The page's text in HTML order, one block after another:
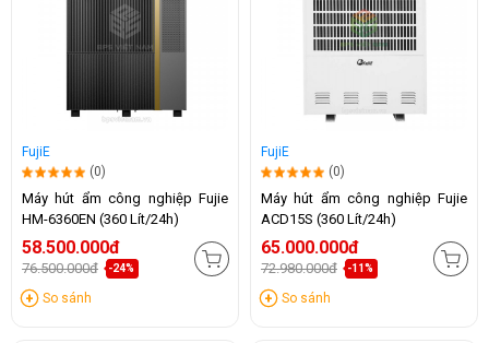
FujiE
(0)
Máy hút ẩm công nghiệp Fujie
HM-6360EN (360 Lít/24h)
58.500.000đ
76.500.000đ -24%
So sánh
FujiE
(0)
Máy hút ẩm công nghiệp Fujie
ACD15S (360 Lít/24h)
65.000.000đ
72.980.000đ -11%
So sánh